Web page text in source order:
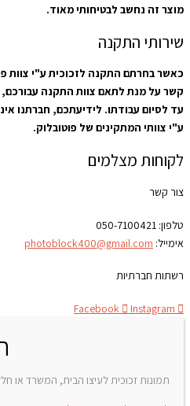
מוצר זה נחשב לבטיחותי מאוד.
שירותי התקנה
כאשר בחרתם התקנה לזכוכית ע"י צוות
קשר על מנת לתאם צוות התקנה
עד לסיום עבודתו. לידיעתכם, חברתנו
ע"י צוותי המתקינים של פוטובלוק.
לקוחות מצלמים
צור קשר
טלפון:
אימייל: photoblock400@gmail.com
רשתות חברתיות
Facebook Instagram
תמונות זכוכית לעיצו הבית, המשרד או